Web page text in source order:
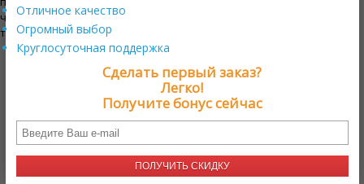
что делает его прекрасной альтернативой цветам или другим
традиционным подаркам.
Нужна помощь? +17579800222
Онлайн поддержка
Отличное качество
Огромный выбор
Круглосуточная поддержка
Сделать первый заказ?
Легко!
Получите бонус сейчас
ПОЛУЧИТЬ СКИДКУ